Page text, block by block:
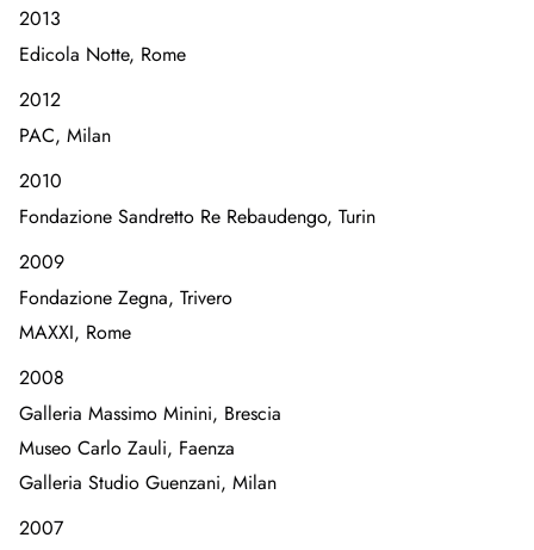
2013
Edicola Notte, Rome
2012
PAC, Milan
2010
Fondazione Sandretto Re Rebaudengo, Turin
2009
Fondazione Zegna, Trivero
MAXXI, Rome
2008
Galleria Massimo Minini, Brescia
Museo Carlo Zauli, Faenza
Galleria Studio Guenzani, Milan
2007